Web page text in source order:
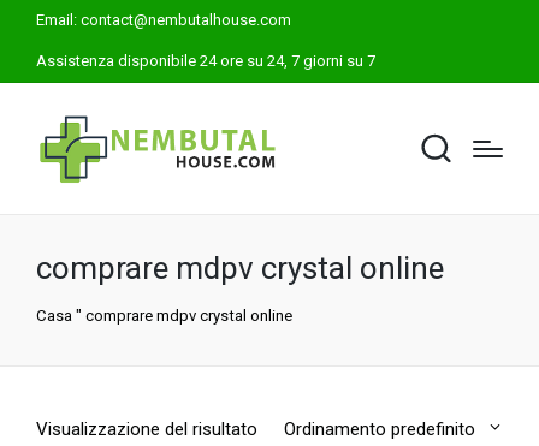
Email: contact@nembutalhouse.com
Assistenza disponibile 24 ore su 24, 7 giorni su 7
comprare mdpv crystal online
Casa " comprare mdpv crystal online
Visualizzazione del risultato Ordinamento predefinito